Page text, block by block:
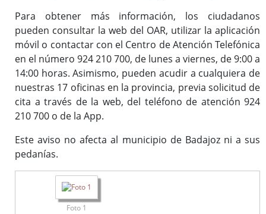
Para obtener más información, los ciudadanos
pueden consultar la web del OAR, utilizar la aplicación
móvil o contactar con el Centro de Atención Telefónica
en el número 924 210 700, de lunes a viernes, de 9:00 a
14:00 horas. Asimismo, pueden acudir a cualquiera de
nuestras 17 oficinas en la provincia, previa solicitud de
cita a través de la web, del teléfono de atención 924
210 700 o de la App.
Este aviso no afecta al municipio de Badajoz ni a sus
pedanías.
Foto 1